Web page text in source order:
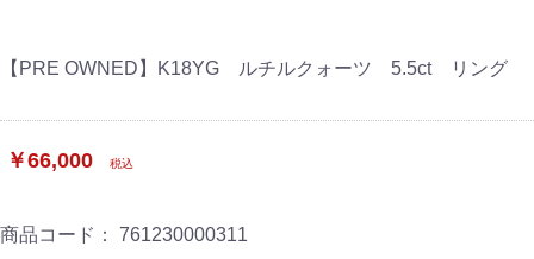
【PRE OWNED】K18YG ルチルクォーツ 5.5ct リング
￥66,000 税込
商品コード： 761230000311